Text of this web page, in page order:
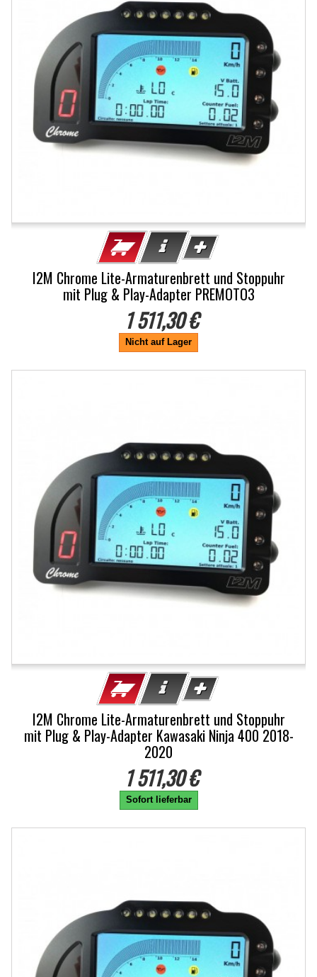
I2M Chrome Lite-Armaturenbrett und Stoppuhr
mit Plug & Play-Adapter PREMOTO3
1 511,30 €
Nicht auf Lager
I2M Chrome Lite-Armaturenbrett und Stoppuhr
mit Plug & Play-Adapter Kawasaki Ninja 400 2018-
2020
1 511,30 €
Sofort lieferbar